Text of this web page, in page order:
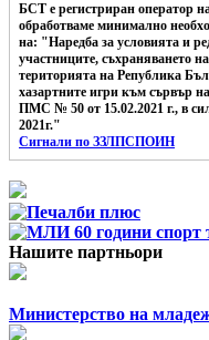
БСТ е регистриран оператор
обработваме минимално
на: "Наредба за условията и
участниците, съхраняването
територията на Република
хазартните игри към сървър
ПМС № 50 от 15.02.2021 г., в
2021г."
Сигнали по ЗЗЛПСПОИН
Нашите партньори
Министерство на